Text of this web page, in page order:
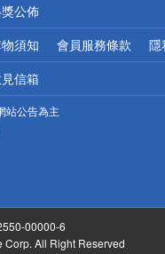
公佈
須知 會員服務條款 隱
信箱
站公告為主
00000-6
All Right Reserved